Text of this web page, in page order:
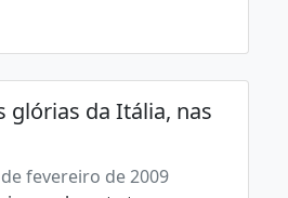
glórias da Itália, nas
fevereiro de 2009